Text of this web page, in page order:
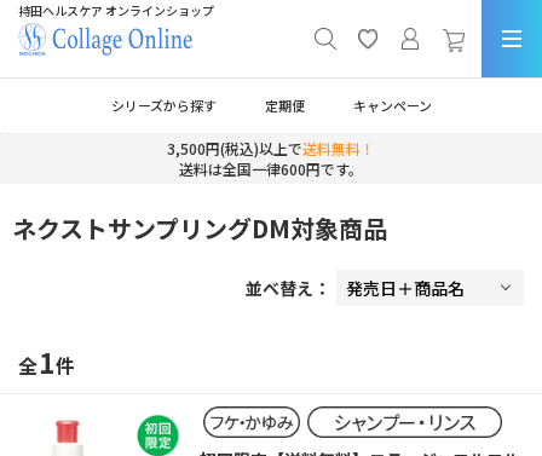
持田ヘルスケア オンラインショップ
シリーズから探す 定期便 キャンペーン
3,500円(税込)以上で送料無料！
送料は全国一律600円です。
ネクストサンプリングDM対象商品
並べ替え：
全1件